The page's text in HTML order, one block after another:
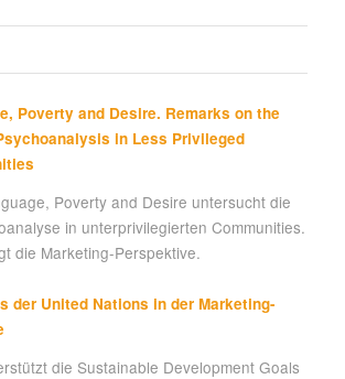
Poverty and Desire. Remarks on the
in Less Privileged
Poverty and Desire untersucht die
in unterprivilegierten Communities.
die Marketing-Perspektive.
der United Nations in der Marketing-
die Sustainable Development Goals